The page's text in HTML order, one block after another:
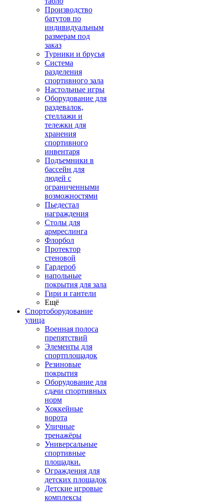
Производство
батутов по
индивидуальным
размерам под
заказ
Турники и брусья
Система
разделения
спортивного зала
Настольные игры
Оборудование для
раздевалок,
стеллажи и
тележки для
хранения
спортивного
инвентаря
Подъемники в
бассейн для
людей с
ограниченными
возможностями
Пьедестал
награждения
Столы для
армреслинга
Флорбол
Протектор
стеновой
Гардероб
напольные
покрытия для зала
Гири и гантели
Ещё
Спортоборудование
улица
Военная полоса
препятствий
Элементы для
спортплощадок
Резиновые
покрытия
Оборудование для
сдачи спортивных
норм
Хоккейные
ворота
Уличные
тренажёры
Универсальные
спортивные
площадки.
Ограждения для
детских площадок
Детские игровые
комплексы